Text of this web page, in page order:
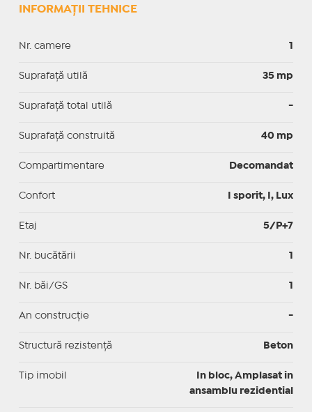
INFORMAȚII TEHNICE
Nr. camere 1
Suprafaţă utilă 35 mp
Suprafaţă total utilă -
Suprafaţă construită 40 mp
Compartimentare Decomandat
Confort I sporit, I, Lux
Etaj 5/P+7
Nr. bucătării 1
Nr. băi/GS 1
An construcție -
Structură rezistență Beton
Tip imobil
In bloc, Amplasat in
ansamblu rezidential